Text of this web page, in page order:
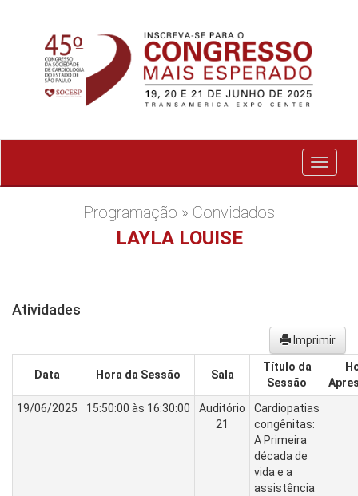
Exibir
menu
Programação » Convidados
LAYLA LOUISE
Atividades
Imprimir
Data Hora da Sessão Sala
Título da
Sessão
19/06/2025
15:50:00 às 16:30:00
Auditório
21
Cardiopatias
congênitas:
A Primeira
década de
vida e a
assistência